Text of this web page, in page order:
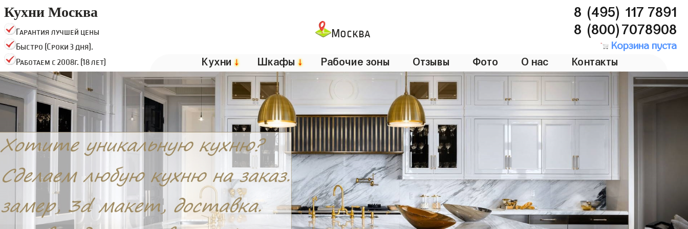
Кухни Москва
Гарантия лучшей цены
Быстро (Сроки 3 дня).
Работаем с 2008г. (18 лет)
Москва
8 (495) 117 7891
8 (800)7078908
Корзина пуста
Кухни↓ Шкафы↓ Рабочие зоны Отзывы Фото О нас Контакты